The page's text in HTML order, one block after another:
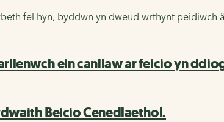
fel hyn, byddwn yn dweud wrthynt
ein canllaw ar feicio yn
Beicio Cenedlaethol.